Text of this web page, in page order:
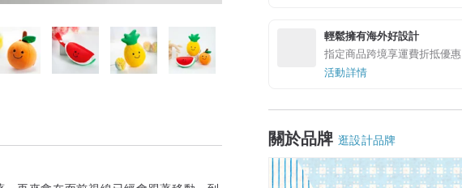
輕鬆擁有海外好設計
指定商品跨境享運費折抵優惠
活動詳情
關於品牌 逛設計品牌